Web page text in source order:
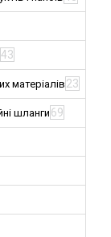
43
матеріалів 23
шланги69